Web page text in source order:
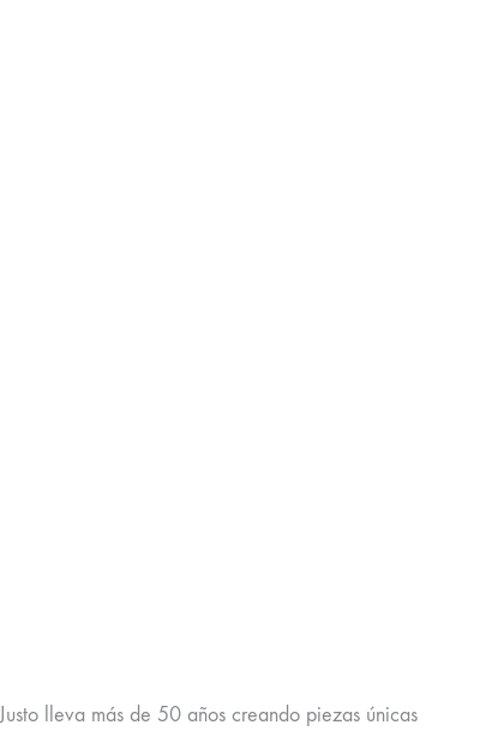
lleva más de 50 años creando piezas únicas